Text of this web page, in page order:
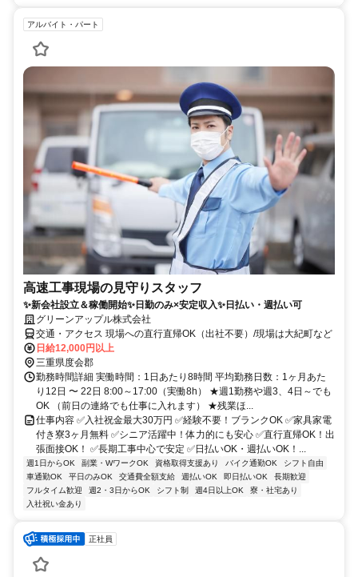
アルバイト・パート
高速工事現場の見守りスタッフ
✨新会社設立＆稼働開始✨日勤のみ×安定収入✨日払い・週払い可
グリーンアップル株式会社
交通・アクセス 現場への直行直帰OK（出社不要）/現場は大紀町など
日給12,000円以上
三重県度会郡
勤務時間詳細 実働時間：1日あたり8時間 平均勤務日数：1ヶ月あた
り12日 〜 22日 8:00～17:00（実働8h） ★週1勤務や週3、4日～でも
OK （前日の連絡でも仕事に入れます） ★残業ほ...
仕事内容 ✅入社祝金最大30万円 ✅経験不要！ブランクOK ✅家具家電
付き寮3ヶ月無料 ✅シニア活躍中！体力的にも安心 ✅直行直帰OK！出
張面接OK！ ✅長期工事中心で安定 ✅日払いOK・週払いOK！...
週1日からOK 副業・WワークOK 資格取得支援あり バイク通勤OK
シフト自由
車通勤OK
平日のみOK 交通費全額支給 週払いOK 即日払いOK
長期歓迎
フルタイム歓迎
週2・3日からOK シフト制 週4日以上OK
寮・社宅あり
入社祝い金あり
正社員